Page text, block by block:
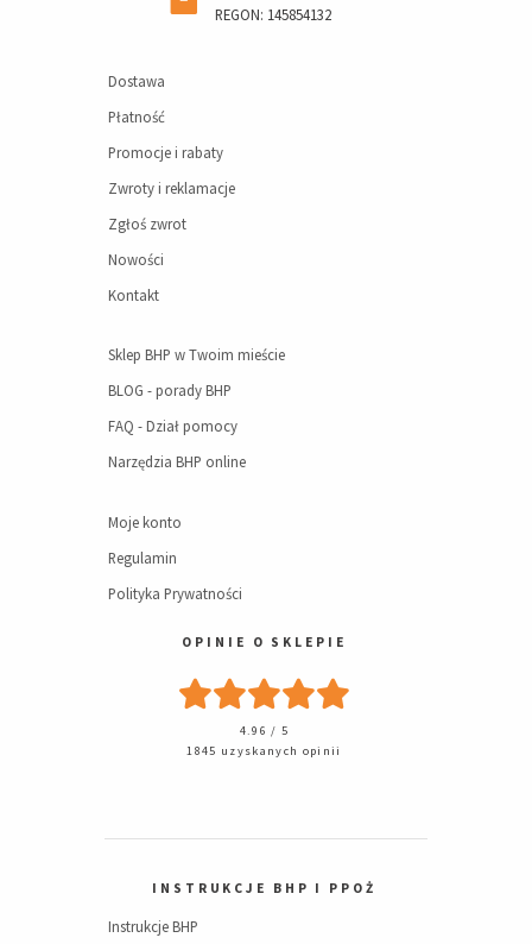
REGON: 145854132
Dostawa
Płatność
Promocje i rabaty
Zwroty i reklamacje
Zgłoś zwrot
Nowości
Kontakt
Sklep BHP w Twoim mieście
BLOG - porady BHP
FAQ - Dział pomocy
Narzędzia BHP online
Moje konto
Regulamin
Polityka Prywatności
OPINIE O SKLEPIE
4.96 / 5
1845 uzyskanych opinii
INSTRUKCJE BHP I PPOŻ
Instrukcje BHP